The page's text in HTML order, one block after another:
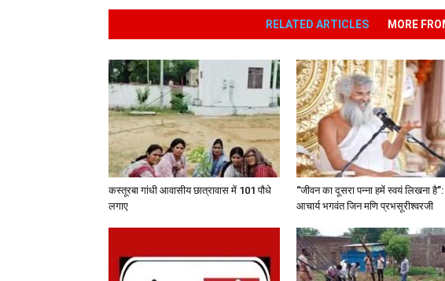
RELATED ARTICLES MORE
कस्तूरबा गांधी आवासीय छात्रावास में 101 पौधे
लगाए
“जीवन का दूसरा पन्ना हमें स्वयं लिखना है”:
आचार्य भगवंत जिन मणि प्रभसूरीश्वरजी